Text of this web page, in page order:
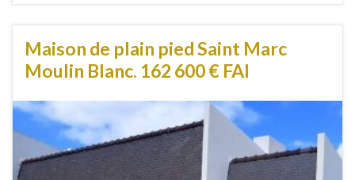
Maison de plain pied Saint Marc
Moulin Blanc. 162 600 € FAI